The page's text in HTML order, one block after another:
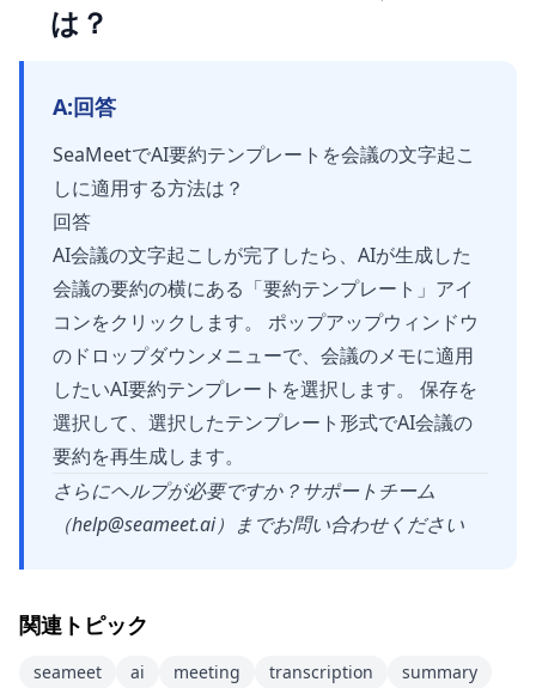
は？
A:回答
SeaMeetでAI要約テンプレートを会議の文字起こ
しに適用する方法は？
回答
AI会議の文字起こしが完了したら、AIが生成した
会議の要約の横にある「要約テンプレート」アイ
コンをクリックします。 ポップアップウィンドウ
のドロップダウンメニューで、会議のメモに適用
したいAI要約テンプレートを選択します。 保存を
選択して、選択したテンプレート形式でAI会議の
要約を再生成します。
さらにヘルプが必要ですか？サポートチーム
（help@seameet.ai）までお問い合わせください
関連トピック
seameet ai meeting transcription
summary